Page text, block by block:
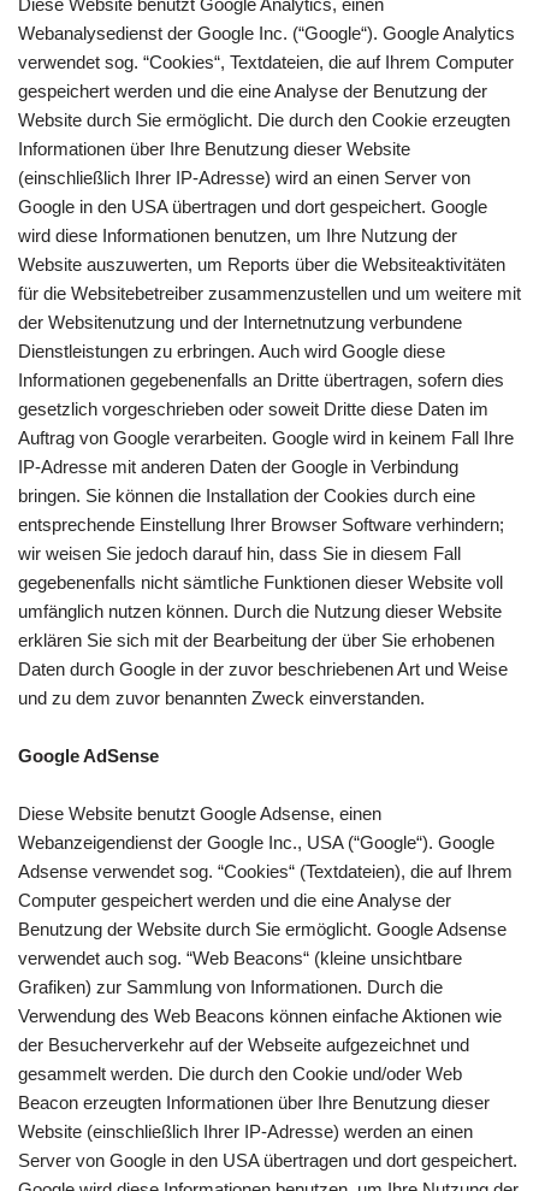
Diese Website benutzt Google Analytics, einen
Webanalysedienst der Google Inc. (“Google“). Google Analytics
verwendet sog. “Cookies“, Textdateien, die auf Ihrem Computer
gespeichert werden und die eine Analyse der Benutzung der
Website durch Sie ermöglicht. Die durch den Cookie erzeugten
Informationen über Ihre Benutzung dieser Website
(einschließlich Ihrer IP-Adresse) wird an einen Server von
Google in den USA übertragen und dort gespeichert. Google
wird diese Informationen benutzen, um Ihre Nutzung der
Website auszuwerten, um Reports über die Websiteaktivitäten
für die Websitebetreiber zusammenzustellen und um weitere mit
der Websitenutzung und der Internetnutzung verbundene
Dienstleistungen zu erbringen. Auch wird Google diese
Informationen gegebenenfalls an Dritte übertragen, sofern dies
gesetzlich vorgeschrieben oder soweit Dritte diese Daten im
Auftrag von Google verarbeiten. Google wird in keinem Fall Ihre
IP-Adresse mit anderen Daten der Google in Verbindung
bringen. Sie können die Installation der Cookies durch eine
entsprechende Einstellung Ihrer Browser Software verhindern;
wir weisen Sie jedoch darauf hin, dass Sie in diesem Fall
gegebenenfalls nicht sämtliche Funktionen dieser Website voll
umfänglich nutzen können. Durch die Nutzung dieser Website
erklären Sie sich mit der Bearbeitung der über Sie erhobenen
Daten durch Google in der zuvor beschriebenen Art und Weise
und zu dem zuvor benannten Zweck einverstanden.
Google AdSense
Diese Website benutzt Google Adsense, einen
Webanzeigendienst der Google Inc., USA (“Google“). Google
Adsense verwendet sog. “Cookies“ (Textdateien), die auf Ihrem
Computer gespeichert werden und die eine Analyse der
Benutzung der Website durch Sie ermöglicht. Google Adsense
verwendet auch sog. “Web Beacons“ (kleine unsichtbare
Grafiken) zur Sammlung von Informationen. Durch die
Verwendung des Web Beacons können einfache Aktionen wie
der Besucherverkehr auf der Webseite aufgezeichnet und
gesammelt werden. Die durch den Cookie und/oder Web
Beacon erzeugten Informationen über Ihre Benutzung dieser
Website (einschließlich Ihrer IP-Adresse) werden an einen
Server von Google in den USA übertragen und dort gespeichert.